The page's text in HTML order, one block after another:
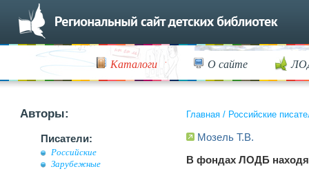
Каталоги О сайте
Авторы:
Писатели:
Российские
Зарубежные
Главная / Российские
Мозель Т.В.
В фондах ЛОДБ